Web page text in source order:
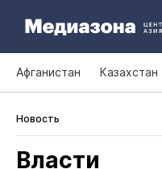
Афганистан Казахстан
Новость
Власти